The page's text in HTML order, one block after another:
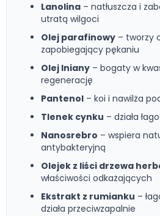
Lanolina – natłuszcza i
utratą wilgoci
Olej parafinowy – tworzy
zapobiegający pękaniu
Olej lniany – bogaty w
regenerację
Pantenol – koi i nawilża
Tlenek cynku – działa
Nanosrebro – wspiera
antybakteryjną
Olejek z liści drzewa
właściwości odkażających
Ekstrakt z rumianku –
działa przeciwzapalnie